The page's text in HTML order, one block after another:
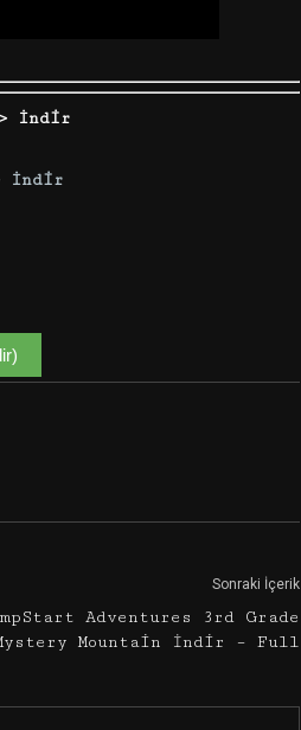
İndir
İndir
Sonraki İçerik
Adventures 3rd Grade
Mountain İndir – Full